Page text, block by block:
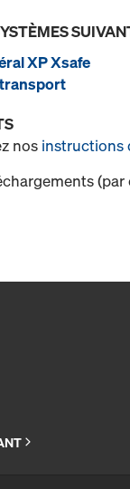
XP Xsafe
nos instructions